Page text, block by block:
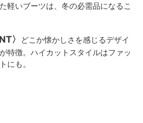
軽いブーツは、冬の必需品になるこ
〉
どこか懐かしさを感じるデザイ
特徴。ハイカットスタイルはファッ
にも。